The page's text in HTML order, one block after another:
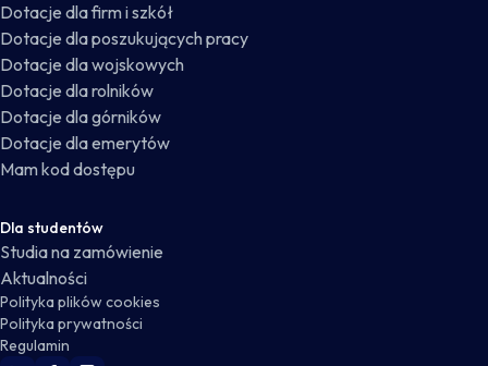
Dotacje dla firm i szkół
Dotacje dla poszukujących pracy
Dotacje dla wojskowych
Dotacje dla rolników
Dotacje dla górników
Dotacje dla emerytów
Mam kod dostępu
Dla studentów
Studia na zamówienie
Aktualności
Polityka plików cookies
Polityka prywatności
Regulamin